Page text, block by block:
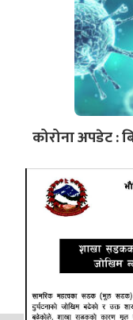
कोरोना अपडेट :